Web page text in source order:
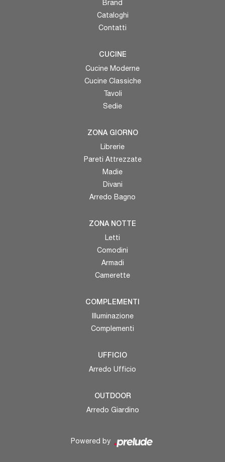
Brand
Cataloghi
Contatti
CUCINE
Cucine Moderne
Cucine Classiche
Tavoli
Sedie
ZONA GIORNO
Librerie
Pareti Attrezzate
Madie
Divani
Arredo Bagno
ZONA NOTTE
Letti
Comodini
Armadi
Camerette
COMPLEMENTI
Illuminazione
Complementi
UFFICIO
Arredo Ufficio
OUTDOOR
Arredo Giardino
Powered by